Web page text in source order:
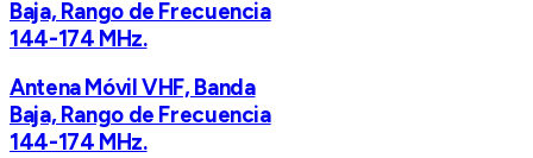
Baja, Rango de Frecuencia
144-174 MHz.
Antena Móvil VHF, Banda
Baja, Rango de Frecuencia
144-174 MHz.